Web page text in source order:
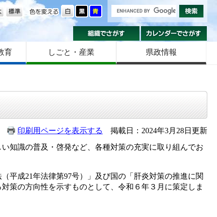
色を変える
大きさ
組織でさがす
育 しごと・産業 県政情報
印刷用ページを表示する
掲載日：2024年3月28日更新
知識の普及・啓発など、各種対策の充実に取り組んでお
平成21年法律第97号）」及び国の「肝炎対策の推進に関
策の方向性を示すものとして、令和６年３月に策定しま